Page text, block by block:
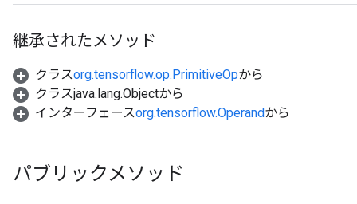
継承されたメソッド
クラスorg.tensorflow.op.PrimitiveOpから
クラスjava.lang.Objectから
インターフェースorg.tensorflow.Operandから
パブリックメソッド